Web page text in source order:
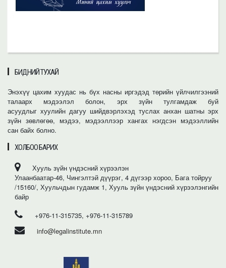
БИДНИЙ ТУХАЙ
Энэхүү цахим хуудас нь бүх насны иргэдэд төрийн үйлчилгээний
талаарх мэдээлэл болон, эрх зүйн тулгамдаж буй
асуудлыг хуулийн дагуу шийдвэрлэхэд туслах анхан шатны эрх
зүйн зөвлөгөө, мэдээ, мэдээллээр хангах нэгдсэн мэдээллийн
сан байх болно.
ХОЛБОО БАРИХ
Хууль зүйн үндэсний хүрээлэн
Улаанбаатар-46, Чингэлтэй дүүрэг, 4 дүгээр хороо, Бага тойруу
/15160/, Хуульчдын гудамж 1, Хууль зүйн үндэсний хүрээлэнгийн
байр
+976-11-315735, +976-11-315789
info@legalinstitute.mn